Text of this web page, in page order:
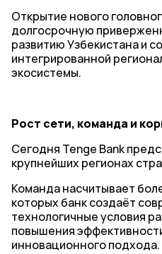
Открытие нового
долгосрочную
развитию Узбекистана и
интегрированной
экосистемы.
Рост сети, команда и
Сегодня Tenge Bank
крупнейших регионах
Команда насчитывает
которых банк создаёт
технологичные условия
повышения
инновационного подхода.